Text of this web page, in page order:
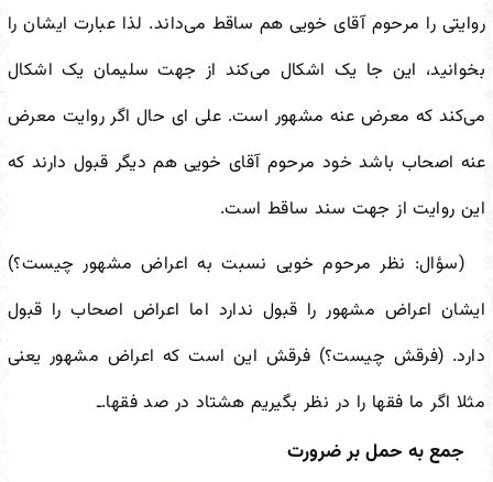
روایتی را مرحوم آقای خویی هم ساقط می‌داند. لذا عبارت ایشان را
بخوانید، این جا یک اشکال می‌کند از جهت سلیمان یک اشکال
می‌کند که معرض عنه مشهور است. علی ای حال اگر روایت معرض
عنه اصحاب باشد خود مرحوم آقای خویی هم دیگر قبول دارند که
این روایت از جهت سند ساقط است.
(سؤال: نظر مرحوم خویی نسبت به اعراض مشهور چیست؟)
ایشان اعراض مشهور را قبول ندارد اما اعراض اصحاب را قبول
دارد. (فرقش چیست؟) فرقش این است که اعراض مشهور یعنی
مثلا اگر ما فقها را در نظر بگیریم هشتاد در صد فقها.ـ
جمع به حمل بر ضرورت